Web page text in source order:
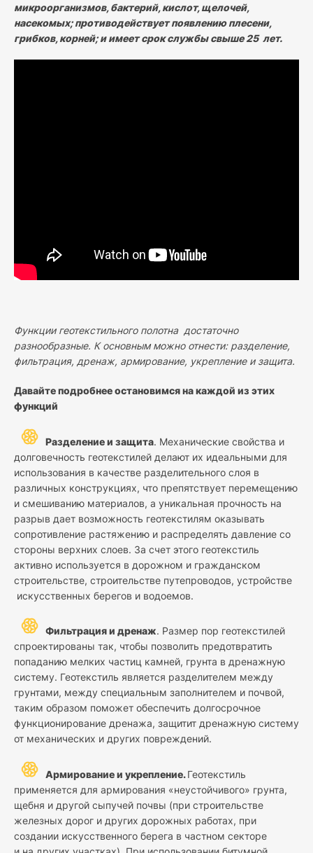
микроорганизмов, бактерий, кислот, щелочей,
насекомых; противодействует появлению плесени,
грибков, корней; и имеет срок службы свыше 25 лет.
Функции геотекстильного полотна достаточно
разнообразные. К основным можно отнести: разделение,
фильтрация, дренаж, армирование, укрепление и защита.
Давайте подробнее остановимся на каждой из этих
функций
Разделение и защита. Механические свойства и
долговечность геотекстилей делают их идеальными для
использования в качестве разделительного слоя в
различных конструкциях, что препятствует перемещению
и смешиванию материалов, а уникальная прочность на
разрыв дает возможность геотекстилям оказывать
сопротивление растяжению и распределять давление со
стороны верхних слоев. За счет этого геотекстиль
активно используется в дорожном и гражданском
строительстве, строительстве путепроводов, устройстве
искусственных берегов и водоемов.
Фильтрация и дренаж. Размер пор геотекстилей
спроектированы так, чтобы позволить предотвратить
попаданию мелких частиц камней, грунта в дренажную
систему. Геотекстиль является разделителем между
грунтами, между специальным заполнителем и почвой,
таким образом поможет обеспечить долгосрочное
функционирование дренажа, защитит дренажную систему
от механических и других повреждений.
Армирование и укрепление.Геотекстиль
применяется для армирования «неустойчивого» грунта,
щебня и другой сыпучей почвы (при строительстве
железных дорог и других дорожных работах, при
создании искусственного берега в частном секторе